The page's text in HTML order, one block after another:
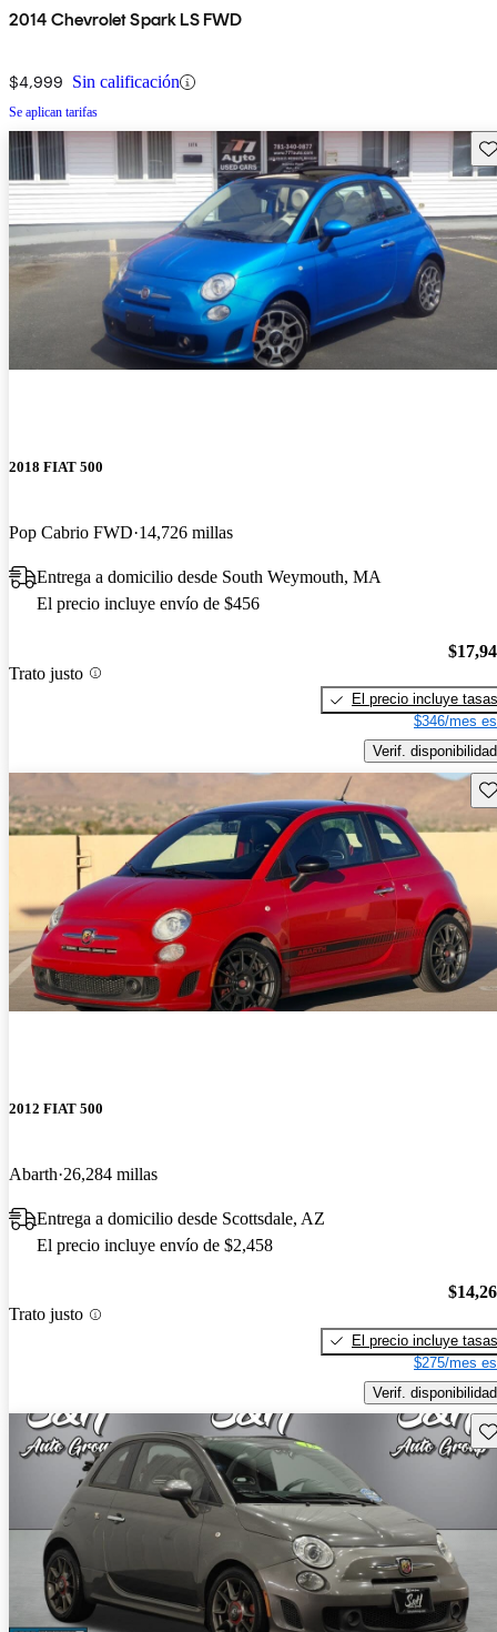
2014 Chevrolet Spark LS FWD
$4,999 Sin calificación
Se aplican tarifas
2018 FIAT 500
Pop Cabrio FWD 14,726 millas
Entrega a domicilio desde South Weymouth, MA
El precio incluye envío de $456
Trato justo
El precio incluye tasas
$346/mes
Verif. disponibilidad
2012 FIAT 500
Abarth 26,284 millas
Entrega a domicilio desde Scottsdale, AZ
El precio incluye envío de $2,458
Trato justo
El precio incluye tasas
$275/mes
Verif. disponibilidad